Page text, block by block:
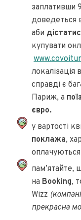
заплативши
доведеться
аби
купувати
локалізація
справді є
Париж, а
євро.
у вартості
поклажа,
на Booking,
Wizz
прекрасна